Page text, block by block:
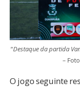
“Destaque da partida
–
O jogo seguinte